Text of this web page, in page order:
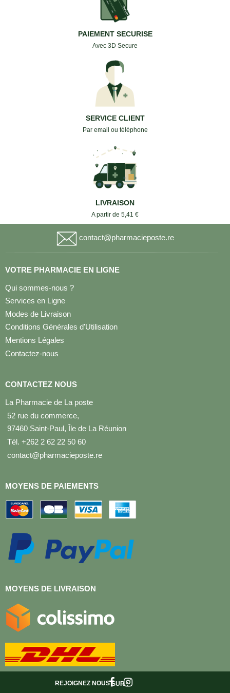
PAIEMENT SECURISE
Avec 3D Secure
SERVICE CLIENT
Par email ou téléphone
LIVRAISON
A partir de 5,41 €
contact@pharmacieposte.re
VOTRE PHARMACIE EN LIGNE
Qui sommes-nous ?
Services en Ligne
Modes de Livraison
Conditions Générales d'Utilisation
Mentions Légales
Contactez-nous
CONTACTEZ NOUS
La Pharmacie de La poste
52 rue du commerce,
97460 Saint-Paul, Île de La Réunion
Tél. +262 2 62 22 50 60
contact@pharmacieposte.re
MOYENS DE PAIEMENTS
MOYENS DE LIVRAISON
SUR :
REJOIGNEZ NOUS